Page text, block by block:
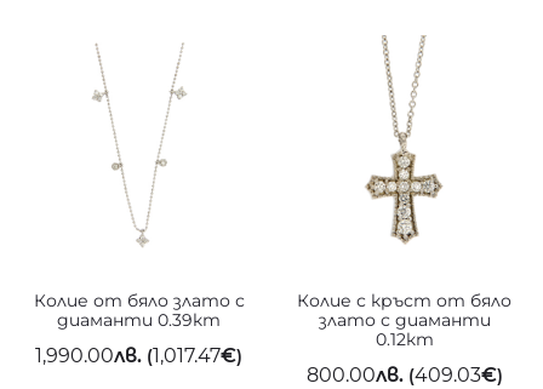
Колие от бяло злато с
диаманти 0.39кт
1,990.00лв. (1,017.47€)
Колие с кръст от бяло
злато с диаманти
0.12кт
800.00лв.(409.03€)